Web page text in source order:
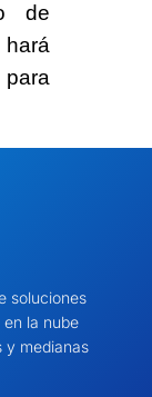
de
para
soluciones
la nube
y medianas